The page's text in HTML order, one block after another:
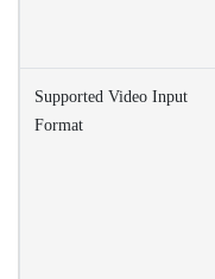
Supported Video Input
Format